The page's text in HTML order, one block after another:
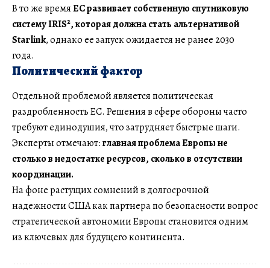
В то же времяЕС развивает собственную спутниковую
систему IRIS², которая должна стать альтернативой
Starlink, однако ее запуск ожидается не ранее 2030
года.
Политический фактор
Отдельной проблемой является политическая
раздробленность ЕС. Решения в сфере обороны часто
требуют единодушия, что затрудняет быстрые шаги.
Эксперты отмечают:главная проблема Европы не
столько в недостатке ресурсов, сколько в отсутствии
координации.
На фоне растущих сомнений в долгосрочной
надежности США как партнера по безопасности вопрос
стратегической автономии Европы становится одним
из ключевых для будущего континента.